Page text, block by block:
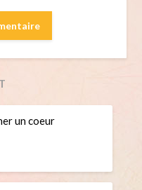
un coeur